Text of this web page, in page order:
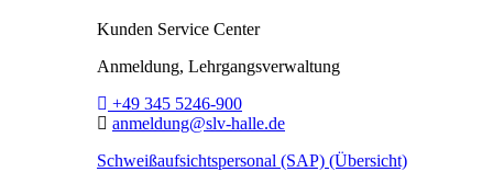
Kunden Service Center
Anmeldung, Lehrgangsverwaltung
Telefon:
+49 345 5246-900
E-Mail:
anmeldung@slv-halle.de
Schweißaufsichtspersonal (SAP) (Übersicht)